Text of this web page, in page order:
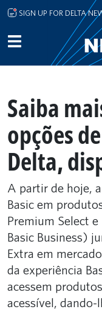
Skip to main content
SIGN UP FOR DELTA
Saiba
opções
Delta,
A partir de hoje,
Basic em
Premium Select
Basic Business)
Extra em
da experiência
acessem
acessível, dando-